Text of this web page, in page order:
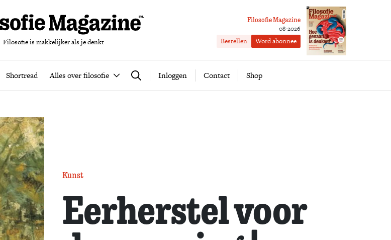
Filosofie is makkelijker als je denkt
Filosofie Magazine
08-2026
Bestellen Word abonnee
Shortread Alles over filosofie Zoeken Inloggen Contact Shop
Leren Filosoferen Shortread Alles over filosofie Word abonnee
Kunst
Eerherstel voor